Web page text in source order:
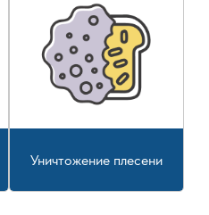
Уничтожение плесени